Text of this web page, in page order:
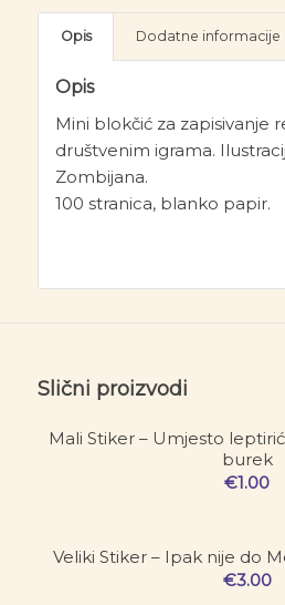
Opis Dodatne informacije
Opis
Mini blokčić za zapisivanje
društvenim igrama.
Zombijana.
100 stranica, blanko papir.
Slični proizvodi
Mali Stiker – Umjesto
burek
€1.00
Veliki Stiker – Ipak nije do
€3.00